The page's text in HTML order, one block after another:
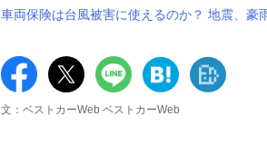
車両保険は台風被害に使えるのか？ 地震、豪
文：ベストカーWeb ベストカーWeb